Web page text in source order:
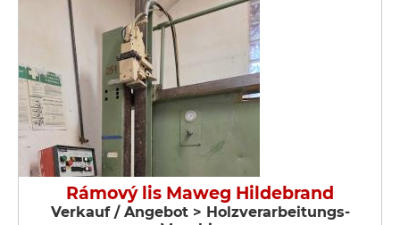
Rámový lis Maweg Hildebrand
Verkauf / Angebot > Holzverarbeitungs-